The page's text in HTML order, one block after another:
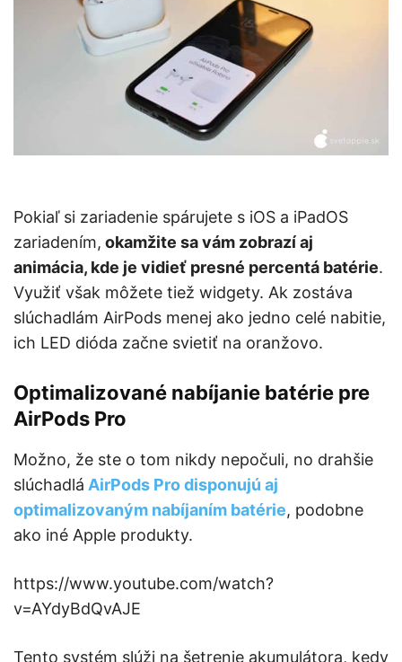
Pokiaľ si zariadenie spárujete s iOS a iPadOS
zariadením, okamžite sa vám zobrazí aj
animácia, kde je vidieť presné percentá batérie.
Využiť však môžete tiež widgety. Ak zostáva
slúchadlám AirPods menej ako jedno celé nabitie,
ich LED dióda začne svietiť na oranžovo.
Optimalizované nabíjanie batérie pre
AirPods Pro
Možno, že ste o tom nikdy nepočuli, no drahšie
slúchadlá AirPods Pro disponujú aj
optimalizovaným nabíjaním batérie, podobne
ako iné Apple produkty.
https://www.youtube.com/watch?
v=AYdyBdQvAJE
Tento systém slúži na šetrenie akumulátora, kedy